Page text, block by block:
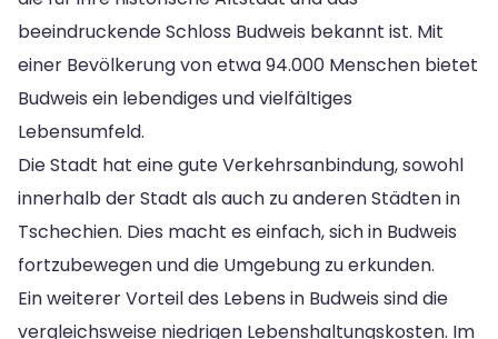
beeindruckende Schloss Budweis bekannt ist. Mit
einer Bevölkerung von etwa 94.000 Menschen bietet
Budweis ein lebendiges und vielfältiges
Lebensumfeld.
Die Stadt hat eine gute Verkehrsanbindung, sowohl
innerhalb der Stadt als auch zu anderen Städten in
Tschechien. Dies macht es einfach, sich in Budweis
fortzubewegen und die Umgebung zu erkunden.
Ein weiterer Vorteil des Lebens in Budweis sind die
vergleichsweise niedrigen Lebenshaltungskosten. Im